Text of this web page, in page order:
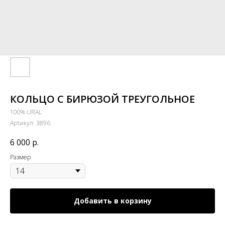
КОЛЬЦО С БИРЮЗОЙ ТРЕУГОЛЬНОЕ
100% URAL
Артикул: 3896
6 000 р.
Размер
Добавить в корзину